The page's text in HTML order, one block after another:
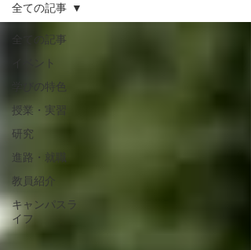
全ての記事
イベント
学びの特色
授業・実習
研究
進路・就職
教員紹介
キャンパスラ
イフ
全ての記事